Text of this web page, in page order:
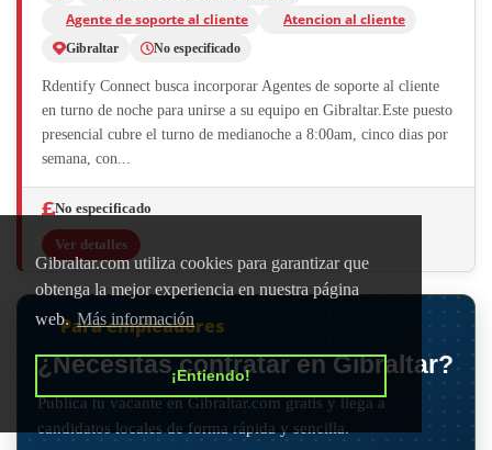
Gibraltar.com utiliza cookies para garantizar que
obtenga la mejor experiencia en nuestra página
web. Más información
¡Entiendo!
Agente de soporte al cliente
Atencion al cliente
Gibraltar No especificado
Rdentify Connect busca incorporar Agentes de soporte al cliente
en turno de noche para unirse a su equipo en Gibraltar.Este puesto
presencial cubre el turno de medianoche a 8:00am, cinco dias por
semana, con...
No especificado
Ver detalles
Para empleadores
¿Necesitas contratar en Gibraltar?
Publica tu vacante en Gibraltar.com gratis y llega a
candidatos locales de forma rápida y sencilla.